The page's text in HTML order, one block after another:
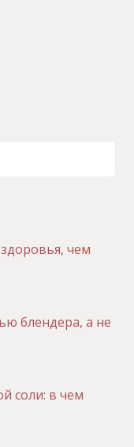
чем
блендера, а не
соли: в чем